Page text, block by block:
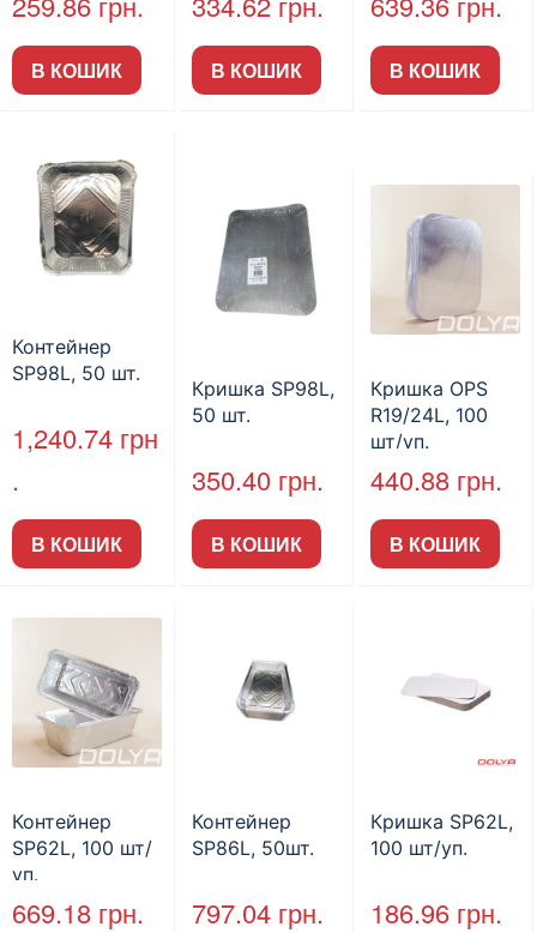
В КОШИК В КОШИК В КОШИК
Контейнер
SP98L, 50 шт.
1,240.74 грн
.
В КОШИК
Кришка SP98L,
50 шт.
350.40 грн.
В КОШИК
Кришка OPS
R19/24L, 100
шт/уп.
440.88 грн.
В КОШИК
Контейнер
SP62L, 100 шт/
уп.
669.18 грн.
Контейнер
SP86L, 50шт.
797.04 грн.
Кришка SP62L,
100 шт/уп.
186.96 грн.